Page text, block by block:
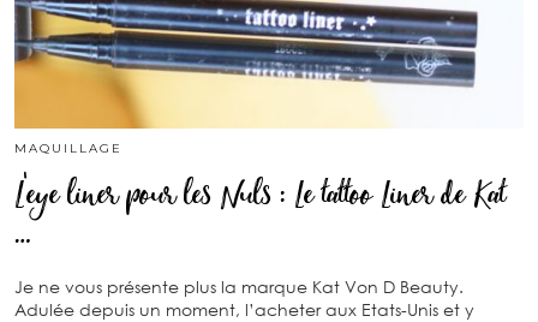
MAQUILLAGE
L’eye liner pour les Nuls : Le tattoo Liner de Kat
…
Je ne vous présente plus la marque Kat Von D Beauty.
Adulée depuis un moment, l’acheter aux Etats-Unis et y